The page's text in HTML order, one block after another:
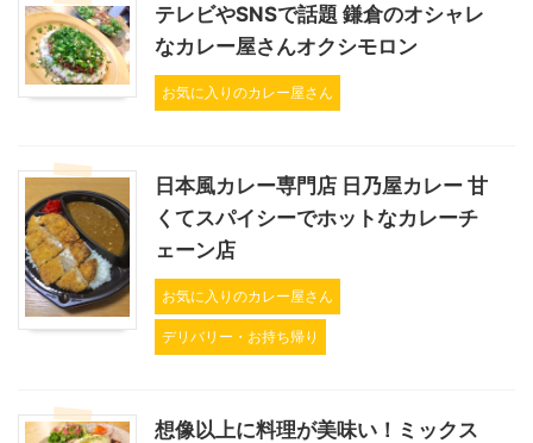
テレビやSNSで話題 鎌倉のオシャレ
なカレー屋さんオクシモロン
お気に入りのカレー屋さん
日本風カレー専門店 日乃屋カレー 甘
くてスパイシーでホットなカレーチ
ェーン店
お気に入りのカレー屋さん
デリバリー・お持ち帰り
想像以上に料理が美味い！ミックス